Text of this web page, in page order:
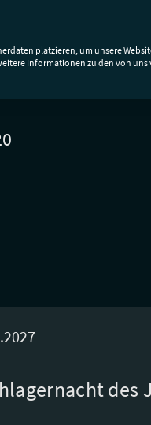
Premium
des
platzieren, um unsere
Informationen zu den von